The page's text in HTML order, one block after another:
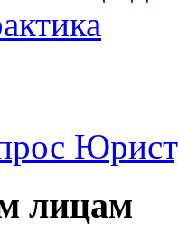
лицам